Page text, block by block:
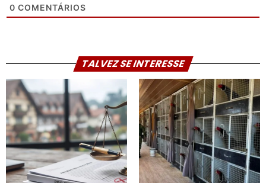
0 COMENTÁRIOS
TALVEZ SE INTERESSE